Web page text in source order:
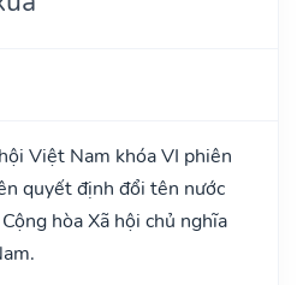
Việt Nam khóa VI phiên
quyết định đổi tên nước
hòa Xã hội chủ nghĩa